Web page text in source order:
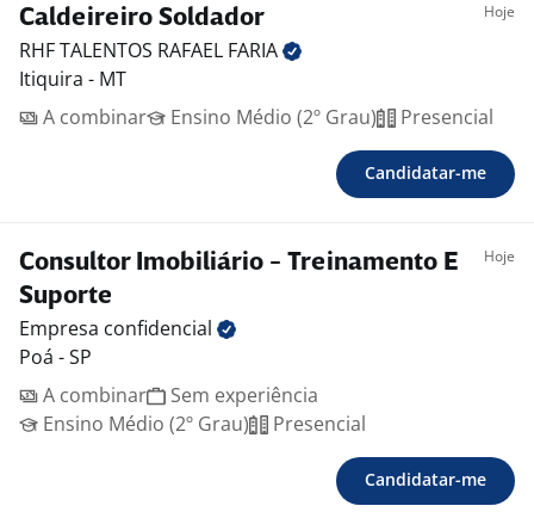
Caldeireiro Soldador Hoje
RHF TALENTOS RAFAEL FARIA
Itiquira - MT
A combinar
Ensino Médio (2º Grau) Presencial
Candidatar-me
Consultor Imobiliário - Treinamento E
Suporte
Hoje
Empresa confidencial
Poá - SP
A combinar
Sem experiência
Ensino Médio (2º Grau)
Presencial
Candidatar-me